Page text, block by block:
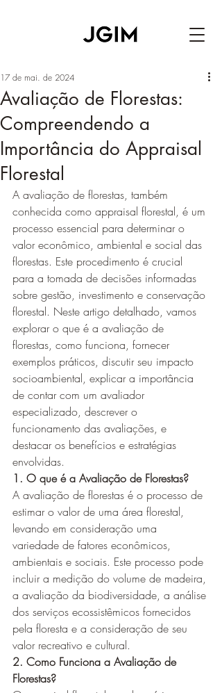
Avaliação de Florestas:
Compreendendo a
Importância do Appraisal
Florestal
17 de mai. de 2024
A avaliação de florestas, também
conhecida como appraisal florestal, é um
processo essencial para determinar o
valor econômico, ambiental e social das
florestas. Este procedimento é crucial
para a tomada de decisões informadas
sobre gestão, investimento e conservação
florestal. Neste artigo detalhado, vamos
explorar o que é a avaliação de
florestas, como funciona, fornecer
exemplos práticos, discutir seu impacto
socioambiental, explicar a importância
de contar com um avaliador
especializado, descrever o
funcionamento das avaliações, e
destacar os benefícios e estratégias
envolvidas.
1. O que é a Avaliação de Florestas?
A avaliação de florestas é o processo de
estimar o valor de uma área florestal,
levando em consideração uma
variedade de fatores econômicos,
ambientais e sociais. Este processo pode
incluir a medição do volume de madeira,
a avaliação da biodiversidade, a análise
dos serviços ecossistêmicos fornecidos
pela floresta e a consideração de seu
valor recreativo e cultural.
2. Como Funciona a Avaliação de
Florestas?